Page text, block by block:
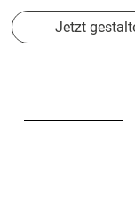
Jetzt